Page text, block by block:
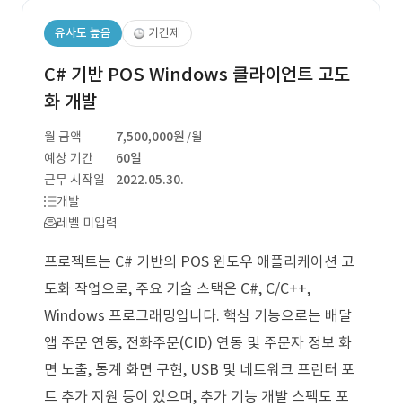
유사도 높음 기간제
C# 기반 POS Windows 클라이언트 고도
화 개발
월 금액 7,500,000원 /월
예상 기간
60일
근무 시작일
2022.05.30.
개발
레벨 미입력
프로젝트는 C# 기반의 POS 윈도우 애플리케이션 고
도화 작업으로, 주요 기술 스택은 C#, C/C++,
Windows 프로그래밍입니다. 핵심 기능으로는 배달
앱 주문 연동, 전화주문(CID) 연동 및 주문자 정보 화
면 노출, 통계 화면 구현, USB 및 네트워크 프린터 포
트 추가 지원 등이 있으며, 추가 기능 개발 스펙도 포